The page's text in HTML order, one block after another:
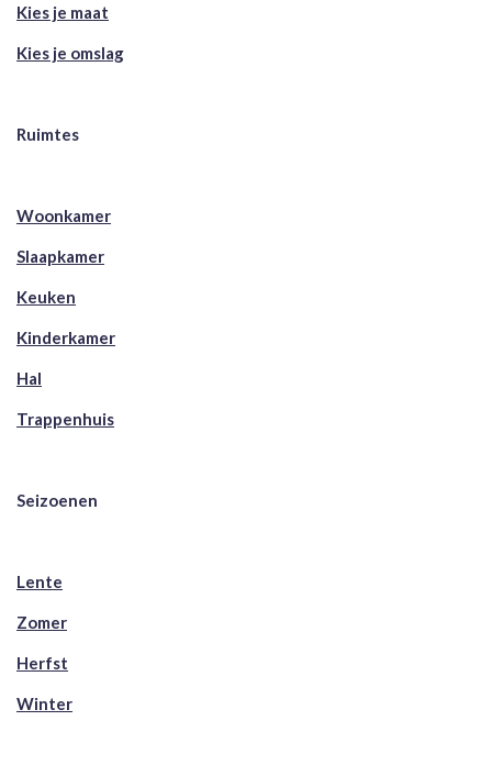
Kies je maat
Kies je omslag
Ruimtes
Woonkamer
Slaapkamer
Keuken
Kinderkamer
Hal
Trappenhuis
Seizoenen
Lente
Zomer
Herfst
Winter